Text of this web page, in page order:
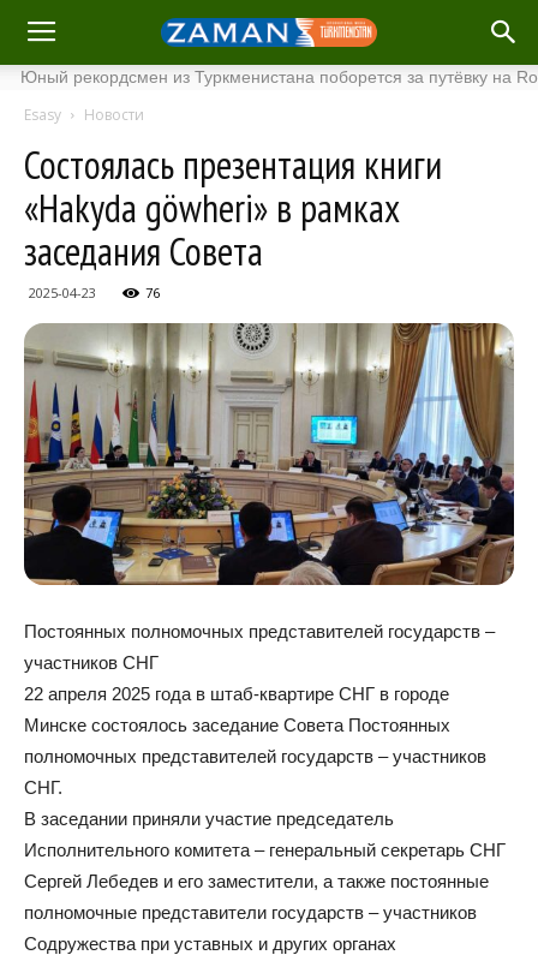
рекордсмен из Туркменистана поборется за путёвку на Roland
Esasy Новости
Состоялась презентация книги
«Hakyda göwheri» в рамках
заседания Совета
2025-04-23 76
Постоянных полномочных представителей государств –
участников СНГ
22 апреля 2025 года в штаб-квартире СНГ в городе
Минске состоялось заседание Совета Постоянных
полномочных представителей государств – участников
СНГ.
В заседании приняли участие председатель
Исполнительного комитета – генеральный секретарь СНГ
Сергей Лебедев и его заместители, а также постоянные
полномочные представители государств – участников
Содружества при уставных и других органах